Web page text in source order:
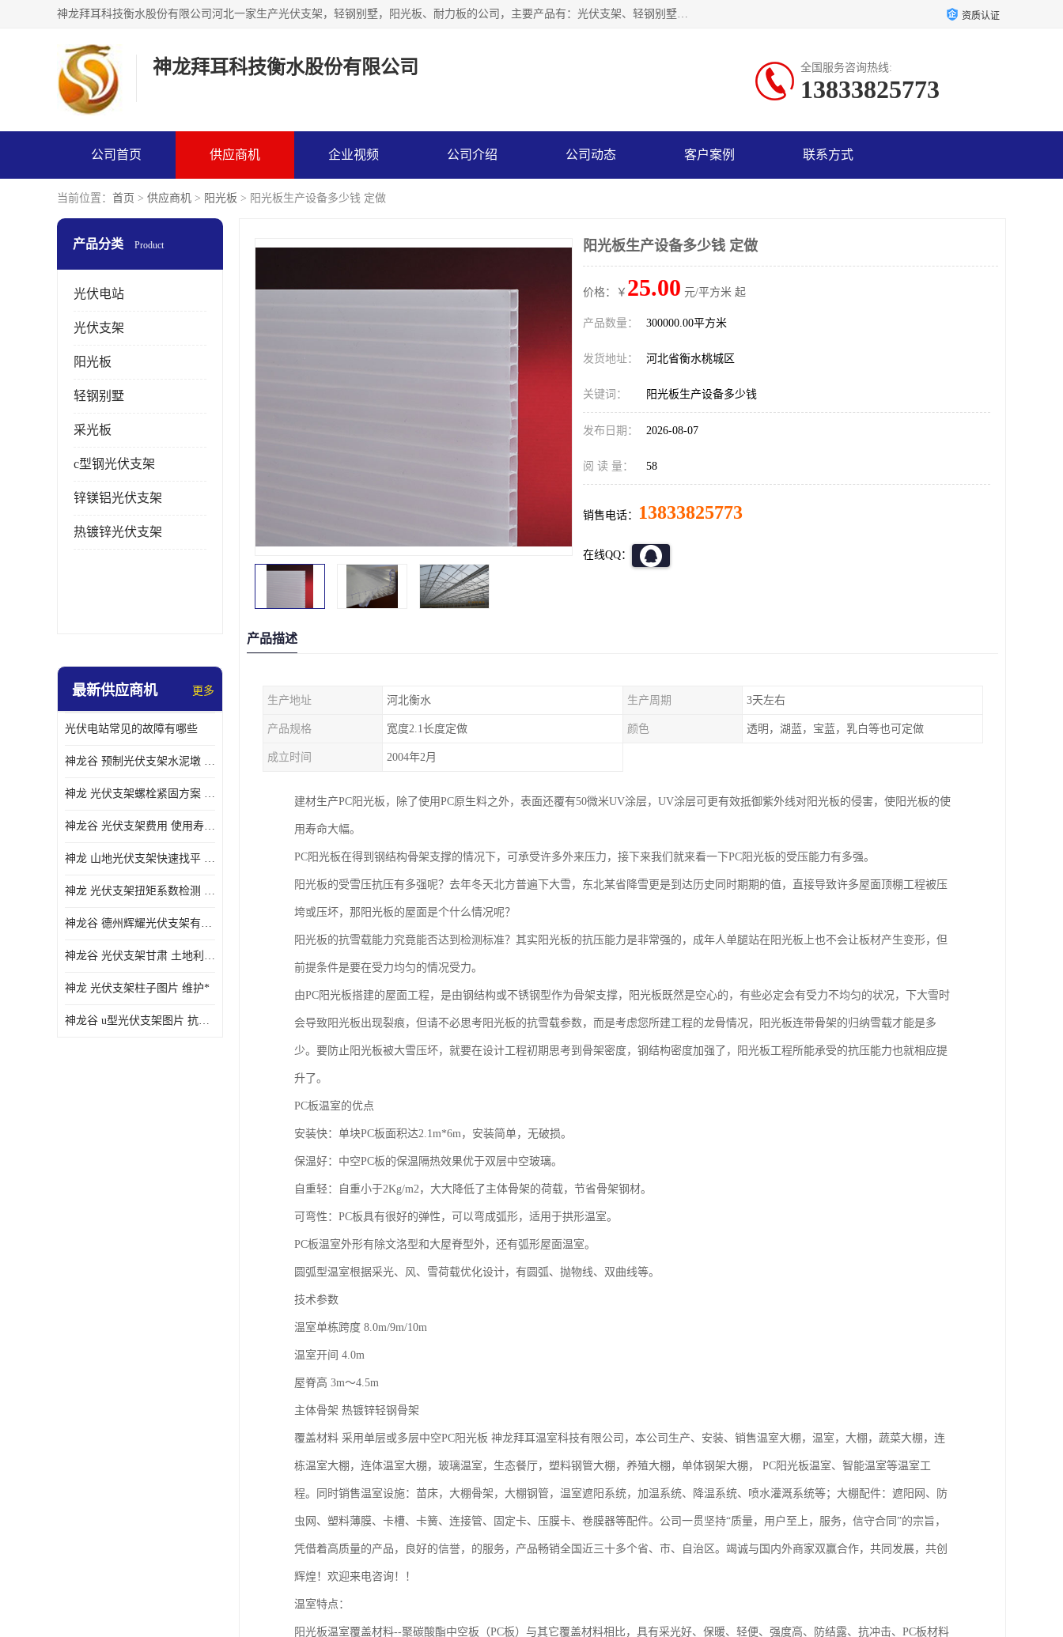
神龙拜耳科技衡水股份有限公司河北一家生产光伏支架，轻钢别墅，阳光板、耐力板的公司，主要产品有：光伏支架、轻钢别墅、阳光板、耐力板、采光板等，公司参与制定了多项标准。 资质认证
神龙拜耳科技衡水股份有限公司 全国服务咨询热线:
13833825773
公司首页 供应商机 企业视频 公司介绍 公司动态 客户案例 联系方式
当前位置： 首页 > 供应商机 > 阳光板 > 阳光板生产设备多少钱 定做
产品分类 Product
光伏电站
光伏支架
阳光板
轻钢别墅
采光板
c型钢光伏支架
锌镁铝光伏支架
热镀锌光伏支架
最新供应商机 更多
光伏电站常见的故障有哪些
神龙谷 预制光伏支架水泥墩 抗震性能优
神龙 光伏支架螺栓紧固方案 土地利用率高
神龙谷 光伏支架费用 使用寿命长
神龙 山地光伏支架快速找平 抗风耐压
神龙 光伏支架扭矩系数检测 适应性强
神龙谷 德州辉耀光伏支架有限公司 材质多样
神龙谷 光伏支架甘肃 土地利用率高
神龙 光伏支架柱子图片 维护*
神龙谷 u型光伏支架图片 抗紫外线
阳光板生产设备多少钱 定做
价格：￥ 25.00 元/平方米 起
产品数量： 300000.00平方米
发货地址： 河北省衡水桃城区
关键词： 阳光板生产设备多少钱
发布日期： 2026-08-07
阅 读 量： 58
销售电话： 13833825773
在线QQ：
产品描述
生产地址 河北衡水 生产周期 3天左右
产品规格 宽度2.1长度定做 颜色 透明，湖蓝，宝蓝，乳白等也可定做
成立时间 2004年2月
建材生产PC阳光板，除了使用PC原生料之外，表面还覆有50微米UV涂层，UV涂层可更有效抵御紫外线对阳光板的侵害，使阳光板的使
用寿命大幅。
PC阳光板在得到钢结构骨架支撑的情况下，可承受许多外来压力，接下来我们就来看一下PC阳光板的受压能力有多强。
阳光板的受雪压抗压有多强呢？去年冬天北方普遍下大雪，东北某省降雪更是到达历史同时期期的值，直接导致许多屋面顶棚工程被压
垮或压坏，那阳光板的屋面是个什么情况呢？
阳光板的抗雪载能力究竟能否达到检测标准？其实阳光板的抗压能力是非常强的，成年人单腿站在阳光板上也不会让板材产生变形，但
前提条件是要在受力均匀的情况受力。
由PC阳光板搭建的屋面工程，是由钢结构或不锈钢型作为骨架支撑，阳光板既然是空心的，有些必定会有受力不均匀的状况，下大雪时
会导致阳光板出现裂痕，但请不必思考阳光板的抗雪载参数，而是考虑您所建工程的龙骨情况，阳光板连带骨架的归纳雪载才能是多
少。要防止阳光板被大雪压坏，就要在设计工程初期思考到骨架密度，钢结构密度加强了，阳光板工程所能承受的抗压能力也就相应提
升了。
PC板温室的优点
安装快：单块PC板面积达2.1m*6m，安装简单，无破损。
保温好：中空PC板的保温隔热效果优于双层中空玻璃。
自重轻：自重小于2Kg/m2，大大降低了主体骨架的荷载，节省骨架钢材。
可弯性：PC板具有很好的弹性，可以弯成弧形，适用于拱形温室。
PC板温室外形有除文洛型和大屋脊型外，还有弧形屋面温室。
圆弧型温室根据采光、风、雪荷载优化设计，有圆弧、抛物线、双曲线等。
技术参数
温室单栋跨度 8.0m/9m/10m
温室开间 4.0m
屋脊高 3m～4.5m
主体骨架 热镀锌轻钢骨架
覆盖材料 采用单层或多层中空PC阳光板 神龙拜耳温室科技有限公司，本公司生产、安装、销售温室大棚，温室，大棚，蔬菜大棚，连
栋温室大棚，连体温室大棚，玻璃温室，生态餐厅，塑料钢管大棚，养殖大棚，单体钢架大棚， PC阳光板温室、智能温室等温室工
程。同时销售温室设施：苗床，大棚骨架，大棚钢管，温室遮阳系统，加温系统、降温系统、喷水灌溉系统等；大棚配件：遮阳网、防
虫网、塑料薄膜、卡槽、卡簧、连接管、固定卡、压膜卡、卷膜器等配件。公司一贯坚持“质量，用户至上，服务，信守合同”的宗旨，
凭借着高质量的产品，良好的信誉，的服务，产品畅销全国近三十多个省、市、自治区。竭诚与国内外商家双赢合作，共同发展，共创
辉煌！欢迎来电咨询！！
温室特点：
阳光板温室覆盖材料--聚碳酸酯中空板（PC板）与其它覆盖材料相比，具有采光好、保暖、轻便、强度高、防结露、抗冲击、PC板材料